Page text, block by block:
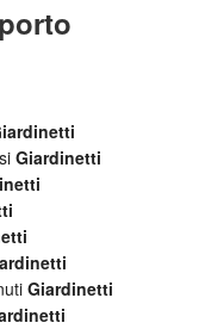
Giardinetti
Giardinetti